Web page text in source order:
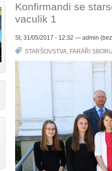
Konfirmandi se
vaculik 1
St, 31/05/2017 - 12:32 — admin
STARŠOVSTVA, FARÁŘI